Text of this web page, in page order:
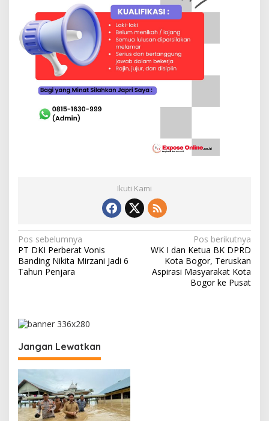
Ikuti Kami
N
a
v
a
s
i
p
o
s
Pos sebelumnya
PT DKI Perberat Vonis
Banding Nikita Mirzani Jadi 6
Tahun Penjara
Pos berikutnya
WK I dan Ketua BK DPRD
Kota Bogor, Teruskan
Aspirasi Masyarakat Kota
Bogor ke Pusat
Jangan Lewatkan